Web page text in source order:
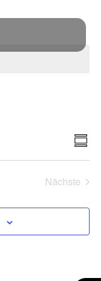
Nächste